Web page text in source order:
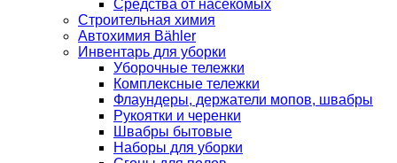
Средства от насекомых
Строительная химия
Автохимия Bähler
Инвентарь для уборки
Уборочные тележки
Комплексные тележки
Флаундеры, держатели мопов, швабры
Рукоятки и черенки
Швабры бытовые
Наборы для уборки